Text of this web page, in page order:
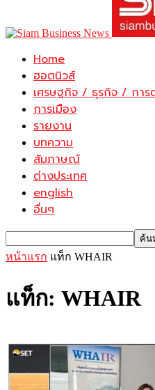
Home
ฮอตนิวส์
เศรษฐกิจ / ธุรกิจ / การ
การเมือง
รายงาน
บทความ
สัมภาษณ์
ต่างประเทศ
english
อื่นๆ
หน้าแรก แท็ก WHAIR
แท็ก: WHAIR